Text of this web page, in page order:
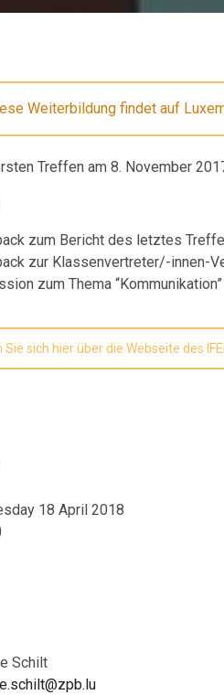
Weiterbildung findet auf
Treffen am 8. November
zum Bericht des letztes
zur Klassenvertreter/-innen-
zum Thema “Kommunikation”
Sie sich hier über die Webseite des
18 April 2018
Schilt